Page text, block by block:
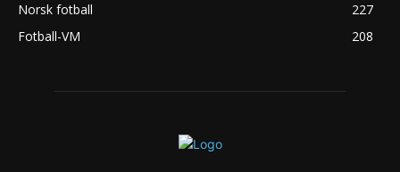
Norsk fotball
227
Fotball-VM
208